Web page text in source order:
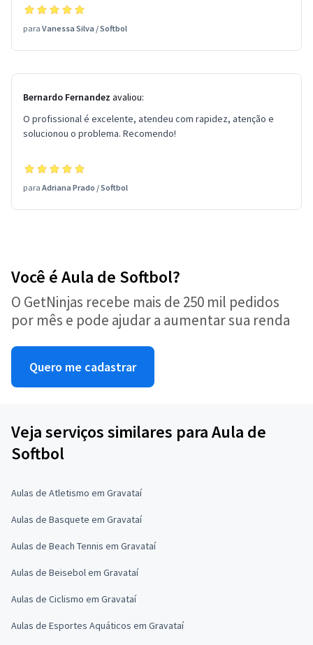
para Vanessa Silva /Softbol
Bernardo Fernandez avaliou:
O profissional é excelente, atendeu com rapidez, atenção e
solucionou o problema. Recomendo!
para Adriana Prado /Softbol
Você é Aula de Softbol?
O GetNinjas recebe mais de 250 mil pedidos
por mês e pode ajudar a aumentar sua renda
Quero me cadastrar
Veja serviços similares para Aula de
Softbol
Aulas de Atletismo em Gravataí
Aulas de Basquete em Gravataí
Aulas de Beach Tennis em Gravataí
Aulas de Beisebol em Gravataí
Aulas de Ciclismo em Gravataí
Aulas de Esportes Aquáticos em Gravataí